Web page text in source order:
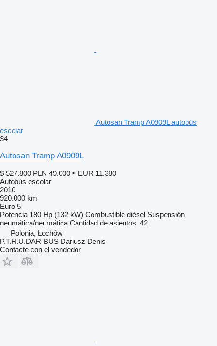
Autosan Tramp A0909L autobús
escolar
34
Autosan Tramp A0909L
$ 527.800 PLN 49.000 ≈ EUR 11.380
Autobús escolar
2010
920.000 km
Euro 5
Potencia 180 Hp (132 kW) Combustible diésel Suspensión
neumática/neumática Cantidad de asientos 42
Polonia, Łochów
P.T.H.U.DAR-BUS Dariusz Denis
Contacte con el vendedor